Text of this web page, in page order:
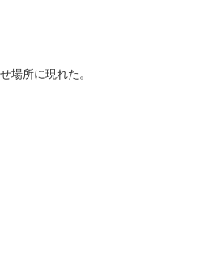
場所に現れた。